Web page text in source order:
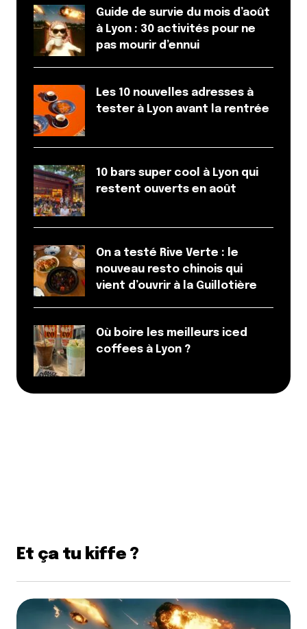
Guide de survie du mois d’août
à Lyon : 30 activités pour ne
pas mourir d’ennui
Les 10 nouvelles adresses à
tester à Lyon avant la rentrée
10 bars super cool à Lyon qui
restent ouverts en août
On a testé Rive Verte : le
nouveau resto chinois qui
vient d’ouvrir à la Guillotière
Où boire les meilleurs iced
coffees à Lyon ?
Et ça tu kiffe ?